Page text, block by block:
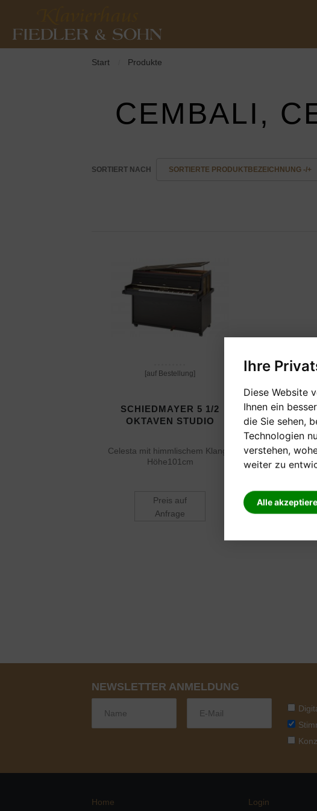
Ihre
Diese Website
Ihnen ein
die Sie sehen,
Technologien
verstehen,
weiter zu
Alle
Start Produkte
CEMBALI,
SORTIERT NACH SORTIERTE PRODUKTBEZEICHNUNG -/+
[auf Bestellung]
SCHIEDMAYER 5 1/2
OKTAVEN STUDIO
Celesta mit himmlischem Klang |
Höhe101cm
Preis auf
Anfrage
NEWSLETTER ANMELDUNG
Home Login